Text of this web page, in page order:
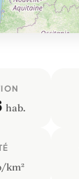
hab.
km²